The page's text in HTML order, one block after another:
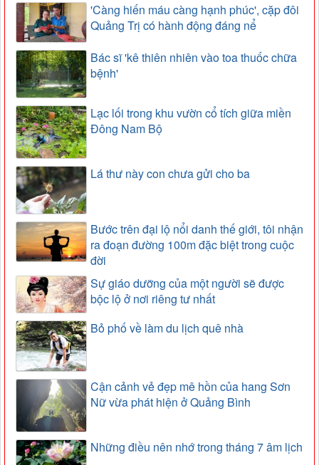
'Càng hiến máu càng hạnh phúc', cặp đôi
Quảng Trị có hành động đáng nể
Bác sĩ 'kê thiên nhiên vào toa thuốc chữa
bệnh'
Lạc lối trong khu vườn cổ tích giữa miền
Đông Nam Bộ
Lá thư này con chưa gửi cho ba
Bước trên đại lộ nổi danh thế giới, tôi nhận
ra đoạn đường 100m đặc biệt trong cuộc
đời
Sự giáo dưỡng của một người sẽ được
bộc lộ ở nơi riêng tư nhất
Bỏ phố về làm du lịch quê nhà
Cận cảnh vẻ đẹp mê hồn của hang Sơn
Nữ vừa phát hiện ở Quảng Bình
Những điều nên nhớ trong tháng 7 âm lịch